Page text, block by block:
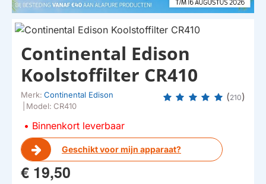
LEVERBAAR
Binnenkort leverbaar
Geschikt voor mijn apparaat?
Continental Edison
Koolstoffilter CR410
Merk: Continental Edison
Model: CR410
(210)
€ 19,50